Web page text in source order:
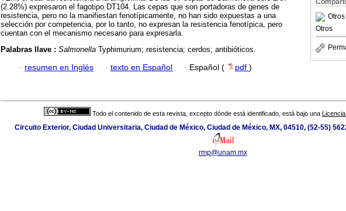
Otros
Otros
(2.28%) expresaron el fagotipo DT104. Las cepas que son portadoras de genes de
resistencia, pero no la manifiestan fenotípicamente, no han sido expuestas a una
selección por competencia, por lo tanto, no expresan la resistencia fenotípica, pero
cuentan con el mecanismo necesario para expresarla.
Palabras llave : Salmonella Typhimurium; resistencia; cerdos; antibióticos.
· resumen en Inglés · texto en Español · Español ( pdf )
Todo el contenido de esta revista, excepto dónde está identificado, está bajo una
Circuito Exterior, Ciudad Universitaria, Ciudad de México, Ciudad de México, MX, 04510, (52-55)
rmp@unam.mx